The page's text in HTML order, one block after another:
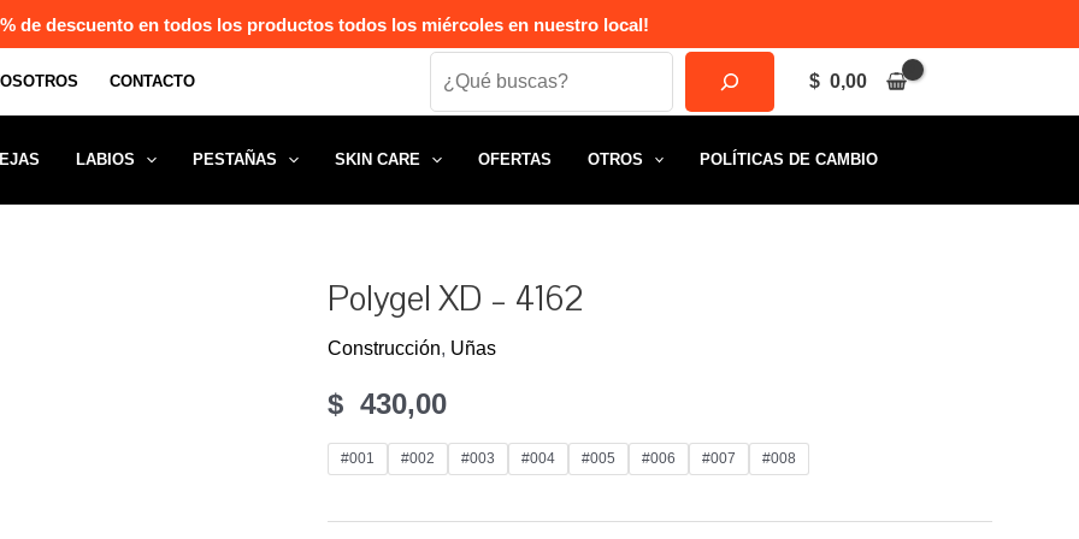
de descuento en todos los productos todos los miércoles en nuestro local!
CONTACTO
Search
$ 0,00
LABIOS PESTAÑAS SKIN CARE OFERTAS OTROS POLÍTICAS DE CAMBIO
Polygel XD – 4162
Construcción, Uñas
$ 430,00
#001 #002 #003 #004 #005 #006 #007 #008